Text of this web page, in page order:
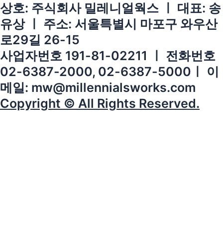
상호: 주식회사 밀레니얼웍스 ㅣ 대표: 송
유상 ㅣ 주소: 서울특별시 마포구 와우산
로29길 26-15
사업자번호 191-81-02211 ㅣ 전화번호
02-6387-2000, 02-6387-5000ㅣ 이
메일: mw@millennialsworks.com
Copyright © All Rights Reserved.